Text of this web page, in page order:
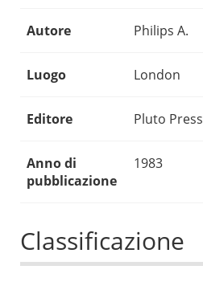
Autore Philips A.
Luogo London
Editore Pluto Press
Anno di
pubblicazione
1983
Classificazione